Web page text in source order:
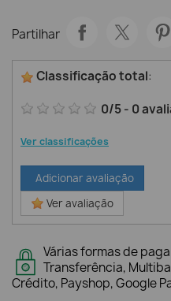
Partilhar
Classificação total:
0/5- 0
Ver classificações
Adicionar avaliação
Ver avaliação
Várias formas de
Transferência,
Crédito, Payshop, Google